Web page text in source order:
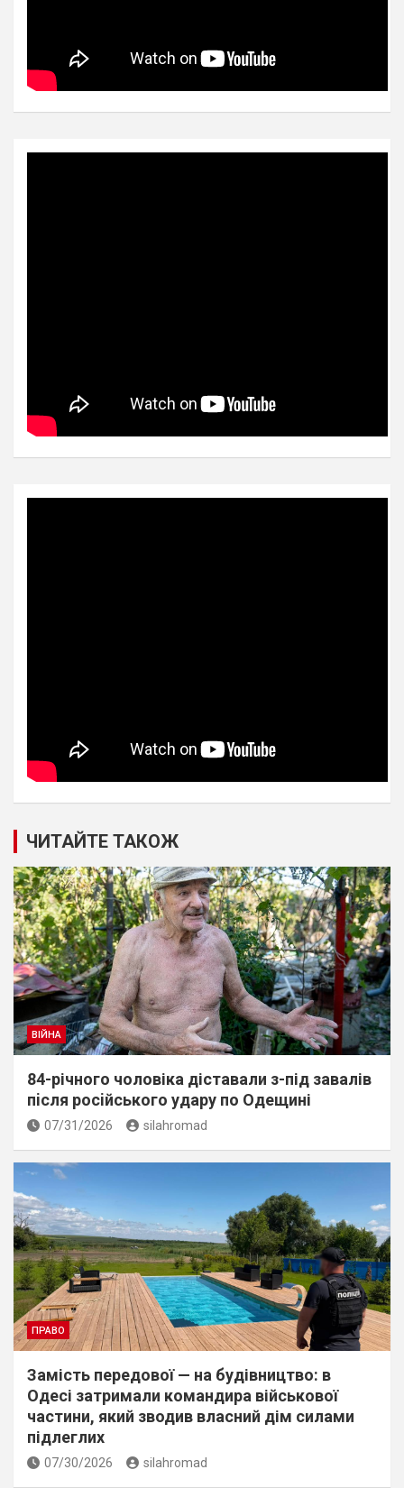
ЧИТАЙТЕ ТАКОЖ
ВІЙНА
84-річного чоловіка діставали з-під завалів
пiсля росiйського удару по Одещині
07/31/2026 silahromad
ПРАВО
Замість передової — на будівництво: в
Одесі затримали командира військової
частини, який зводив власний дім силами
підлеглих
07/30/2026 silahromad